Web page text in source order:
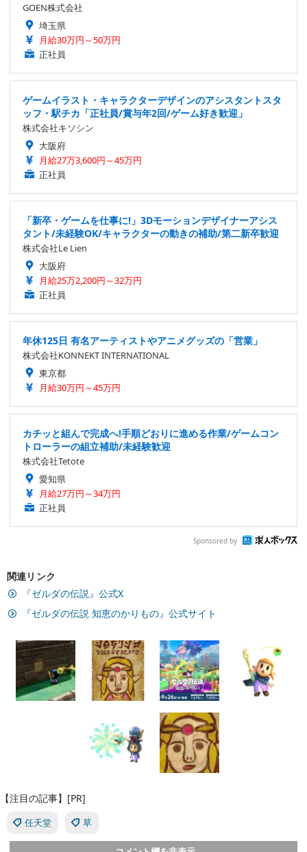
GOEN株式会社
埼玉県
月給30万円～50万円
正社員
ゲームイラスト・キャラクターデザインのアシスタントスタ
ッフ・駅チカ「正社員/賞与年2回/ゲーム好き歓迎」
株式会社キソシン
大阪府
月給27万3,600円～45万円
正社員
「新卒・ゲームを仕事に!」3Dモーションデザイナーアシス
タント/未経験OK/キャラクターの動きの補助/第二新卒歓迎
株式会社Le Lien
大阪府
月給25万2,200円～32万円
正社員
年休125日 有名アーティストやアニメグッズの「営業」
株式会社KONNEKT INTERNATIONAL
東京都
月給30万円～45万円
カチッと組んで完成へ!手順どおりに進める作業/ゲームコン
トローラーの組立補助/未経験歓迎
株式会社Tetote
愛知県
月給27万円～34万円
正社員
Sponsored by
関連リンク
『ゼルダの伝説』公式X
『ゼルダの伝説 知恵のかりもの』公式サイト
【注目の記事】[PR]
任天堂 草